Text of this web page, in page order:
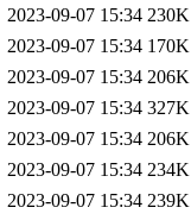
2023-09-07 15:34 230K
2023-09-07 15:34 170K
2023-09-07 15:34 206K
2023-09-07 15:34 327K
2023-09-07 15:34 206K
2023-09-07 15:34 234K
2023-09-07 15:34 239K